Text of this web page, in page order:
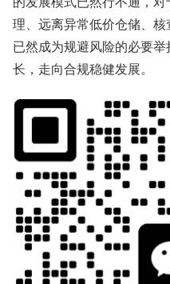
理、远离异常低价仓储、核
已然成为规避风险的必要
长，走向合规稳健发展。